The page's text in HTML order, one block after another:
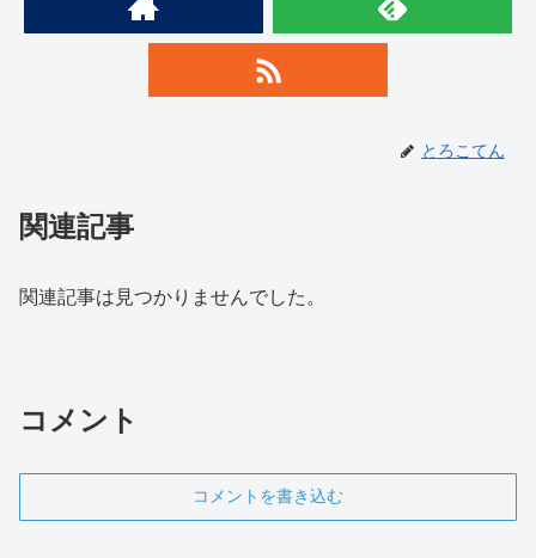
とろこてん
関連記事
関連記事は見つかりませんでした。
コメント
コメントを書き込む